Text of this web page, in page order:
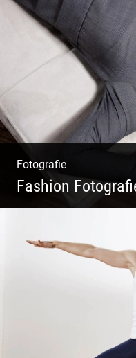
Wunderschöne
Farben |
Fotografie
Fashion